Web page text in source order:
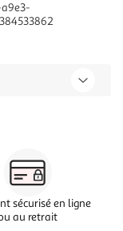
sécurisé en ligne
au retrait